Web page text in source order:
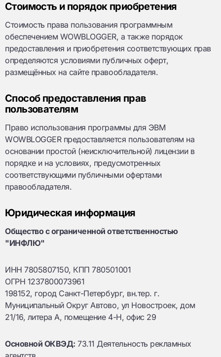
Стоимость и порядок приобретения
Стоимость права пользования программным
обеспечением WOWBLOGGER, а также порядок
предоставления и приобретения соответствующих прав
определяются условиями публичных оферт,
размещённых на сайте правообладателя.
Способ предоставления прав
пользователям
Право использования программы для ЭВМ
WOWBLOGGER предоставляется пользователям на
основании простой (неисключительной) лицензии в
порядке и на условиях, предусмотренных
соответствующими публичными офертами
правообладателя.
Юридическая информация
Общество с ограниченной ответственностью
"ИНФЛЮ"
ИНН 7805807150, КПП 780501001
ОГРН 1237800073961
198152, город Санкт-Петербург, вн.тер. г.
Муниципальный Округ Автово, ул Новостроек, дом
21/16, литера А, помещение 4-Н, офис 29
Основной ОКВЭД: 73.11 Деятельность рекламных